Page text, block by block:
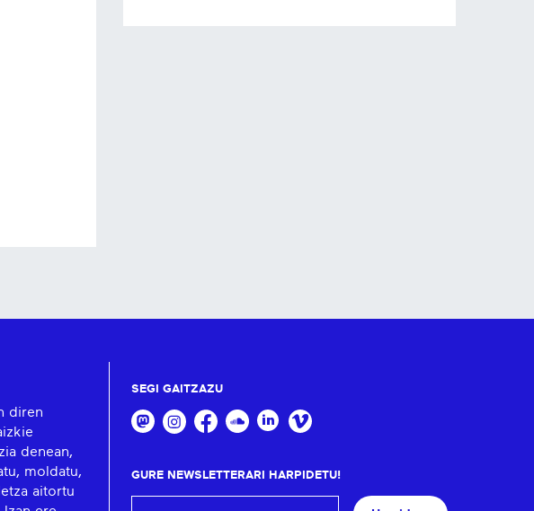
diren
denean,
moldatu,
aitortu
SEGI GAITZAZU
GURE NEWSLETTERARI HARPIDETU!